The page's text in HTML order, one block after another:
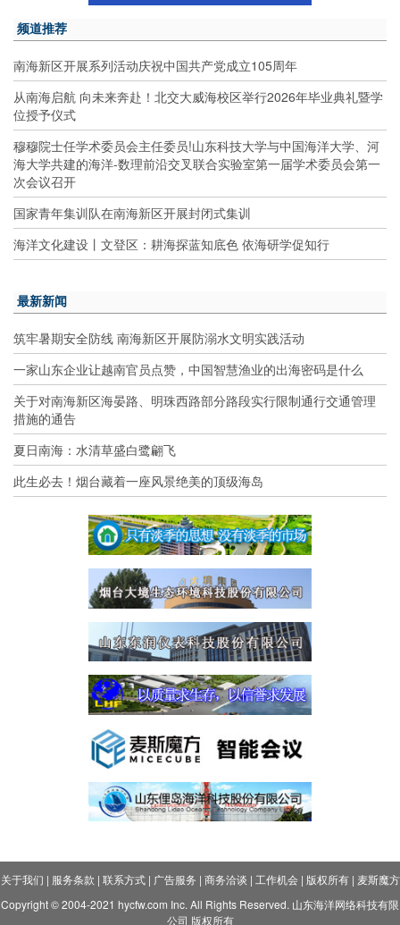
频道推荐
南海新区开展系列活动庆祝中国共产党成立105周年
从南海启航 向未来奔赴！北交大威海校区举行2026年毕业典礼暨学
位授予仪式
穆穆院士任学术委员会主任委员!山东科技大学与中国海洋大学、河
海大学共建的海洋-数理前沿交叉联合实验室第一届学术委员会第一
次会议召开
国家青年集训队在南海新区开展封闭式集训
海洋文化建设丨文登区：耕海探蓝知底色 依海研学促知行
最新新闻
筑牢暑期安全防线 南海新区开展防溺水文明实践活动
一家山东企业让越南官员点赞，中国智慧渔业的出海密码是什么
关于对南海新区海晏路、明珠西路部分路段实行限制通行交通管理
措施的通告
夏日南海：水清草盛白鹭翩飞
此生必去！烟台藏着一座风景绝美的顶级海岛
关于我们 | 服务条款 | 联系方式| 广告服务 | 商务洽谈 | 工作机会| 版权所有| 麦斯魔方
Copyright © 2004-2021 hycfw.com Inc. All Rights Reserved. 山东海洋网络科技有限
公司 版权所有